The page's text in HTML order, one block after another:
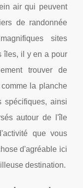
air qui peuvent
de randonnée
sites
îles, il y en a pour
trouver de
la planche
ainsi
autour de l'île
que vous
d'agréable ici
destination.